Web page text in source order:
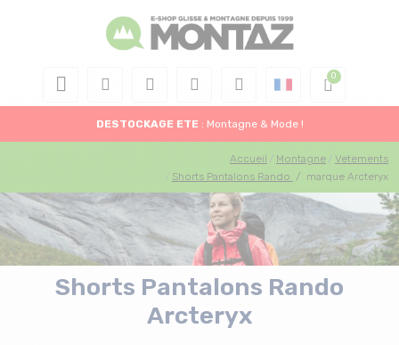
DESTOCKAGE ETE : Montagne & Mode !
Accueil Montagne
Vetements
Shorts Pantalons Rando / marque Arcteryx
Shorts Pantalons Rando
Arcteryx